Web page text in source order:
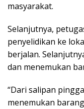
masyarakat.
Selanjutnya,
penyelidikan ke
berjalan.
dan menemukan
“Dari salipan
menemukan